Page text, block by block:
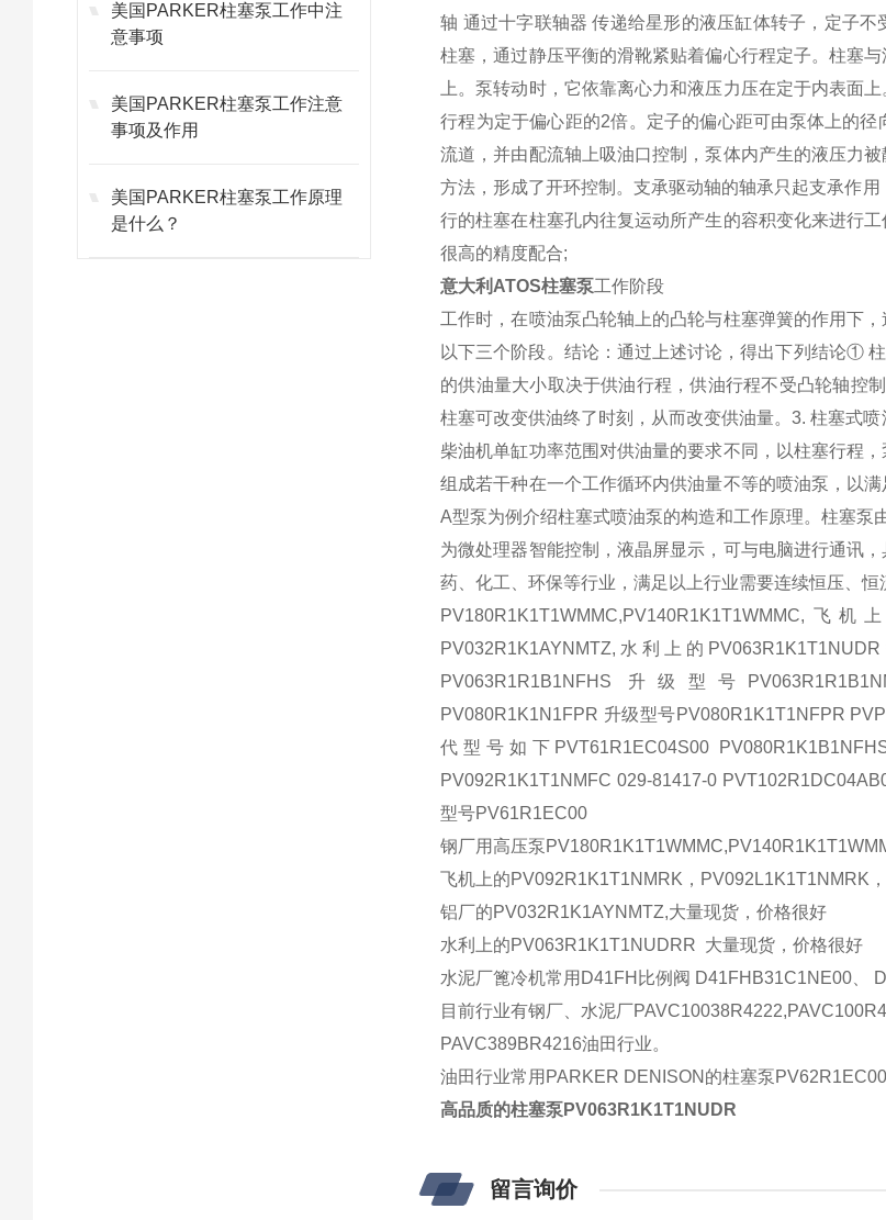
美国PARKER柱塞泵工作中注
意事项
美国PARKER柱塞泵工作注意
事项及作用
美国PARKER柱塞泵工作原理
是什么？
轴 通过十字联轴器 传递给星形的液压缸体转子，定子
柱塞，通过静压平衡的滑靴紧贴着偏心行程定子。柱塞
上。泵转动时，它依靠离心力和液压力压在定于内表面
行程为定于偏心距的2倍。定子的偏心距可由泵体上的
流道，并由配流轴上吸油口控制，泵体内产生的液压力
方法，形成了开环控制。支承驱动轴的轴承只起支承作
行的柱塞在柱塞孔内往复运动所产生的容积变化来进行
很高的精度配合;
意大利ATOS柱塞泵工作阶段
工作时，在喷油泵凸轮轴上的凸轮与柱塞弹簧的作用下
以下三个阶段。结论：通过上述讨论，得出下列结论①
的供油量大小取决于供油行程，供油行程不受凸轮轴
柱塞可改变供油终了时刻，从而改变供油量。3. 柱塞式
柴油机单缸功率范围对供油量的要求不同，以柱塞行程
组成若干种在一个工作循环内供油量不等的喷油泵，以
A型泵为例介绍柱塞式喷油泵的构造和工作原理。柱塞
为微处理器智能控制，液晶屏显示，可与电脑进行通讯
药、化工、环保等行业，满足以上行业需要连续恒压、恒
PV180R1K1T1WMMC,PV140R1K1T1WMMC,飞
PV032R1K1AYNMTZ,水利上的
PV063R1R1B1NFHS 升级型号
PV080R1K1N1FPR 升级型号PV080R1K1T1NFPR
代型号如下PVT61R1EC04S00
PV092R1K1T1NMFC 029-81417-0
型号PV61R1EC00
钢厂用高压泵
飞机上的PV092R1K1T1NMRK，PV092L1K1T1NMRK
铝厂的PV032R1K1AYNMTZ,大量现货，价格很好
水利上的PV063R1K1T1NUDRR 大量现货，价格很好
水泥厂篦冷机常用D41FH比例阀 D41FHB31C1NE00、
目前行业有钢厂、水泥厂
PAVC389BR4216油田行业。
油田行业常用PARKER DENISON的柱塞泵PV62R1EC00
高品质的柱塞泵PV063R1K1T1NUDR
留言询价